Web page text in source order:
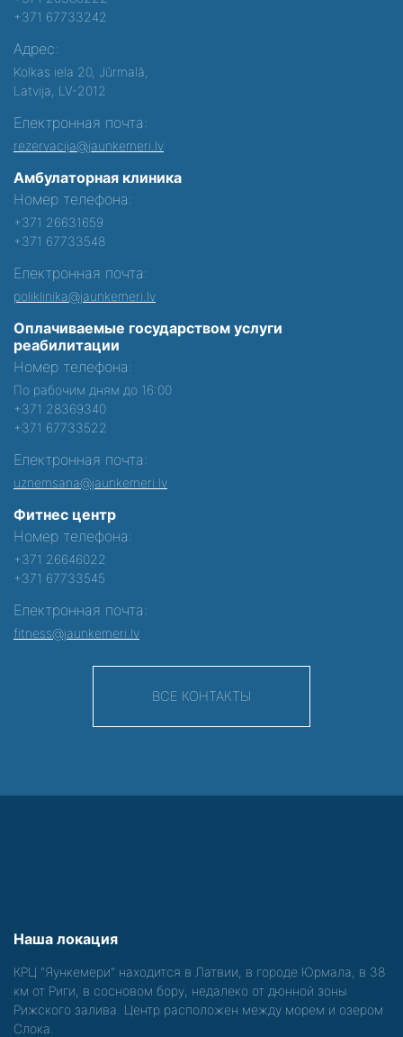
+371 67733242
Адрес:
Kolkas iela 20, Jūrmalā,
Latvija, LV-2012
Електронная почта:
rezervacija@jaunkemeri.lv
Амбулаторная клиника
Номер телефона:
+371 26631659
+371 67733548
Електронная почта:
poliklinika@jaunkemeri.lv
Оплачиваемые государством услуги
реабилитации
Номер телефона:
По рабочим дням до 16:00
+371 28369340
+371 67733522
Електронная почта:
uznemsana@jaunkemeri.lv
Фитнес центр
Номер телефона:
+371 26646022
+371 67733545
Електронная почта:
fitness@jaunkemeri.lv
ВСЕ КОНТАКТЫ
Наша локация
КРЦ "Яункемери" находится в Латвии, в городе Юрмала, в 38
км от Риги, в сосновом бору, недалеко от дюнной зоны
Рижского залива. Центр расположен между морем и озером
Слока.